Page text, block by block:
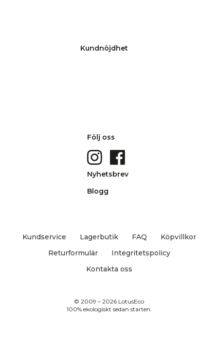
Kundnöjdhet
Följ oss
Nyhetsbrev
Blogg
Kundservice Lagerbutik FAQ
Köpvillkor
Returformulär
Integritetspolicy
Kontakta oss
© 2009 – 2026 LotusEco
100% ekologiskt sedan starten.